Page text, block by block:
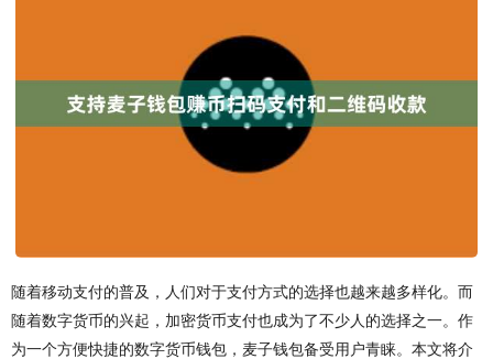
随着移动支付的普及，人们对于支付方式的选择也越来越多样化。而
随着数字货币的兴起，加密货币支付也成为了不少人的选择之一。作
为一个方便快捷的数字货币钱包，麦子钱包备受用户青睐。本文将介